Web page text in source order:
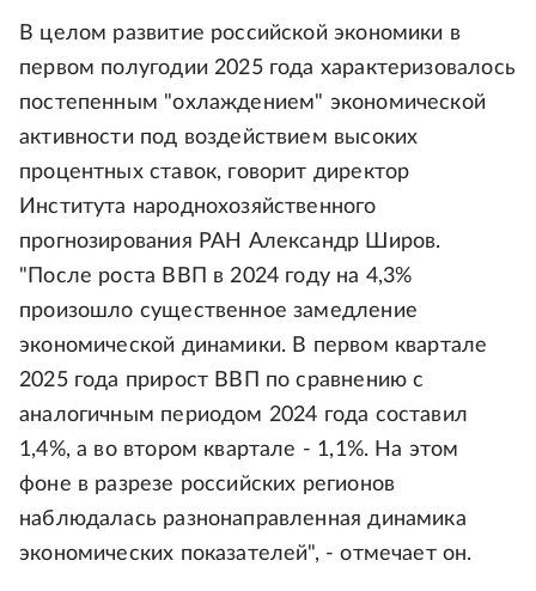
В целом развитие российской экономики в
первом полугодии 2025 года характеризовалось
постепенным "охлаждением" экономической
активности под воздействием высоких
процентных ставок, говорит директор
Института народнохозяйственного
прогнозирования РАН Александр Широв.
"После роста ВВП в 2024 году на 4,3%
произошло существенное замедление
экономической динамики. В первом квартале
2025 года прирост ВВП по сравнению с
аналогичным периодом 2024 года составил
1,4%, а во втором квартале - 1,1%. На этом
фоне в разрезе российских регионов
наблюдалась разнонаправленная динамика
экономических показателей", - отмечает он.